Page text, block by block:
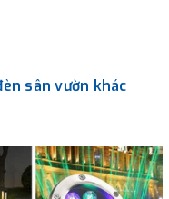
sân vườn khác